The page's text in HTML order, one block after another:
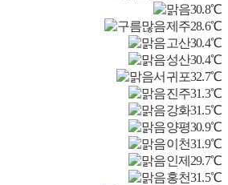
30.8℃
제주28.6℃
고산30.4℃
성산30.4℃
서귀포32.7℃
진주31.3℃
강화31.5℃
양평30.9℃
이천31.9℃
인제 29.7℃
홍천31.5℃